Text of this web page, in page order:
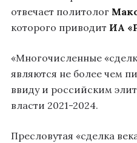
отвечает политолог
которого приводит ИА
«Многочисленные
являются не более чем
ввиду и российским
власти 2021-2024.
Пресловутая «сделка